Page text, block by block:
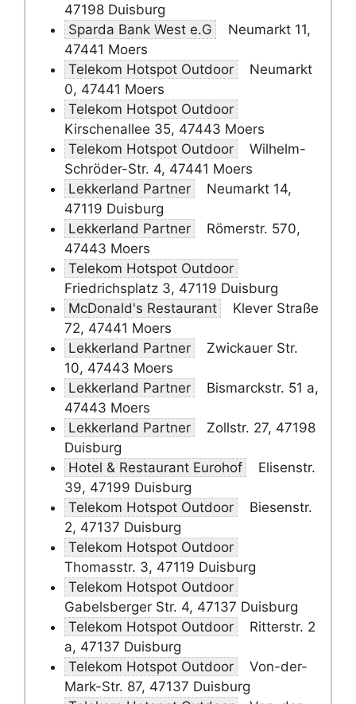
47198 Duisburg
Sparda Bank West e.G
Neumarkt 11,
47441 Moers
Telekom Hotspot Outdoor
Neumarkt
0, 47441 Moers
Telekom Hotspot Outdoor
Kirschenallee 35, 47443 Moers
Telekom Hotspot Outdoor
Wilhelm-
Schröder-Str. 4, 47441 Moers
Lekkerland Partner
Neumarkt 14,
47119 Duisburg
Lekkerland Partner
Römerstr. 570,
47443 Moers
Telekom Hotspot Outdoor
Friedrichsplatz 3, 47119 Duisburg
McDonald's Restaurant
Klever Straße
72, 47441 Moers
Lekkerland Partner
Zwickauer Str.
10, 47443 Moers
Lekkerland Partner
Bismarckstr. 51 a,
47443 Moers
Lekkerland Partner
Zollstr. 27, 47198
Duisburg
Hotel & Restaurant Eurohof
Elisenstr.
39, 47199 Duisburg
Telekom Hotspot Outdoor
Biesenstr.
2, 47137 Duisburg
Telekom Hotspot Outdoor
Thomasstr. 3, 47119 Duisburg
Telekom Hotspot Outdoor
Gabelsberger Str. 4, 47137 Duisburg
Telekom Hotspot Outdoor
Ritterstr. 2
a, 47137 Duisburg
Telekom Hotspot Outdoor
Von-der-
Mark-Str. 87, 47137 Duisburg